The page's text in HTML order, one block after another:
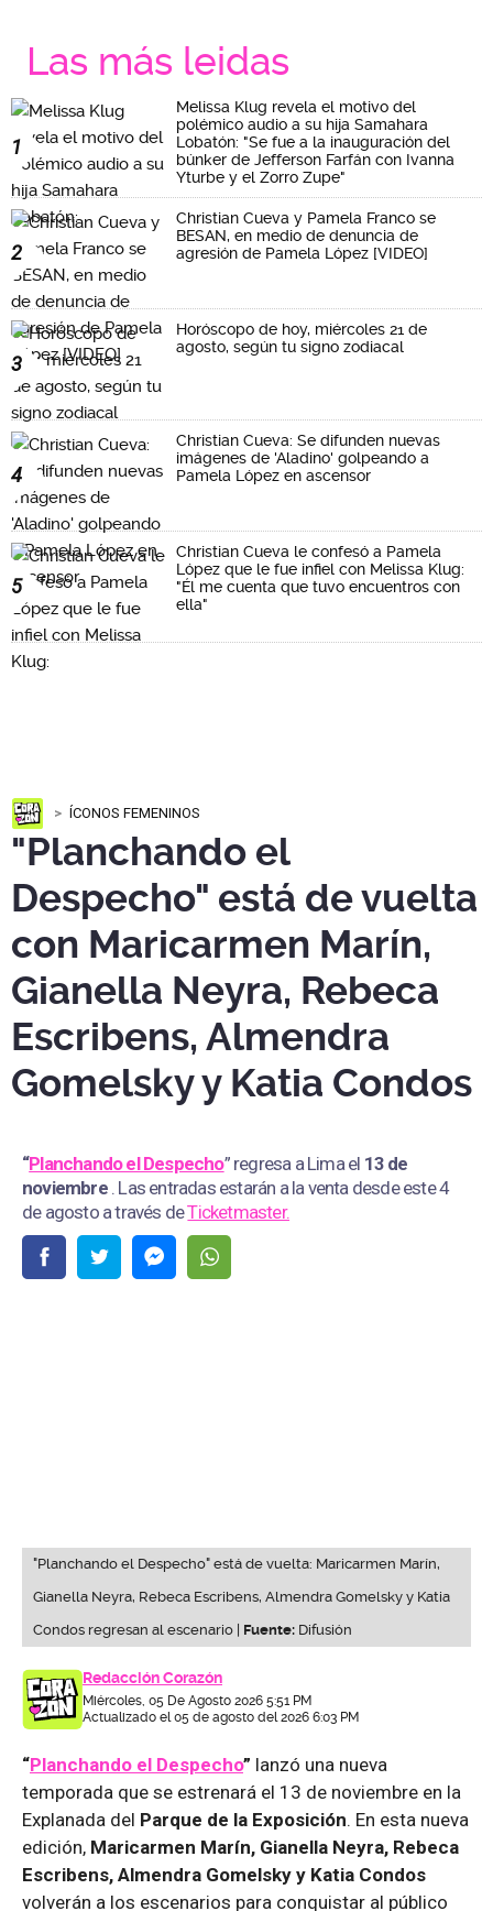
Las más leidas
1
Melissa Klug revela el motivo del
polémico audio a su hija Samahara
Lobatón: "Se fue a la inauguración del
búnker de Jefferson Farfán con Ivanna
Yturbe y el Zorro Zupe"
2
Christian Cueva y Pamela Franco se
BESAN, en medio de denuncia de
agresión de Pamela López [VIDEO]
3
Horóscopo de hoy, miércoles 21 de
agosto, según tu signo zodiacal
4
Christian Cueva: Se difunden nuevas
imágenes de 'Aladino' golpeando a
Pamela López en ascensor
5
Christian Cueva le confesó a Pamela
López que le fue infiel con Melissa Klug:
"Él me cuenta que tuvo encuentros con
ella"
ÍCONOS FEMENINOS
"Planchando el
Despecho" está de vuelta
con Maricarmen Marín,
Gianella Neyra, Rebeca
Escribens, Almendra
Gomelsky y Katia Condos
“Planchando el Despecho” regresa a Lima el 13 de
noviembre . Las entradas estarán a la venta desde este 4
de agosto a través deTicketmaster.
"Planchando el Despecho" está de vuelta: Maricarmen Marín,
Gianella Neyra, Rebeca Escribens, Almendra Gomelsky y Katia
Condos regresan al escenario | Fuente: Difusión
Redacción Corazón
Miércoles, 05 De Agosto 2026 5:51 PM
Actualizado el 05 de agosto del 2026 6:03 PM
“Planchando el Despecho” lanzó una nueva
temporada que se estrenará el 13 de noviembre en la
Explanada del Parque de la Exposición. En esta nueva
edición, Maricarmen Marín, Gianella Neyra, Rebeca
Escribens, Almendra Gomelsky y Katia Condos
volverán a los escenarios para conquistar al público